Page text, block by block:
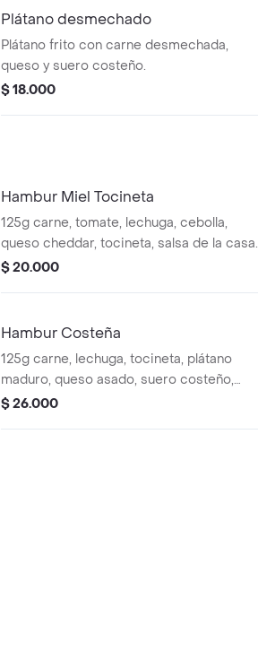
Plátano desmechado
Plátano frito con carne desmechada,
queso y suero costeño.
$ 18.000
Hambur Miel Tocineta
125g carne, tomate, lechuga, cebolla,
queso cheddar, tocineta, salsa de la casa.
$ 20.000
Hambur Costeña
125g carne, lechuga, tocineta, plátano
maduro, queso asado, suero costeño,
salsa tocineta.
$ 26.000